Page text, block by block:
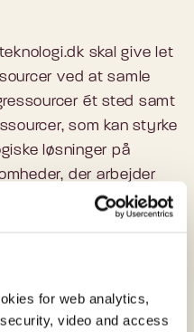
for web analytics,
video and access
skal give let
ved at samle
ét sted samt
som kan styrke
løsninger på
der arbejder
myndigheder og
som tale- og